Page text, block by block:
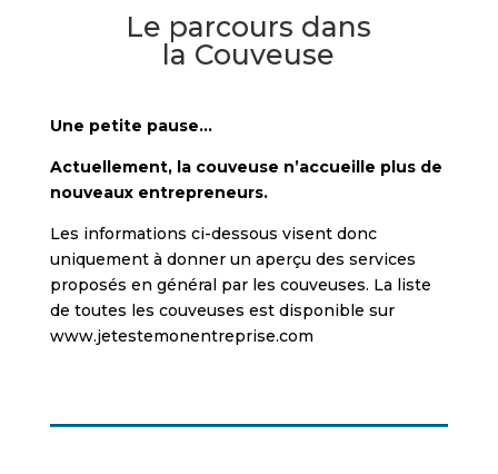
Le parcours dans
la Couveuse
Une petite pause…
Actuellement, la couveuse n’accueille plus de
nouveaux entrepreneurs.
Les informations ci-dessous visent donc
uniquement à donner un aperçu des services
proposés en général par les couveuses. La liste
de toutes les couveuses est disponible sur
www.jetestemonentreprise.com